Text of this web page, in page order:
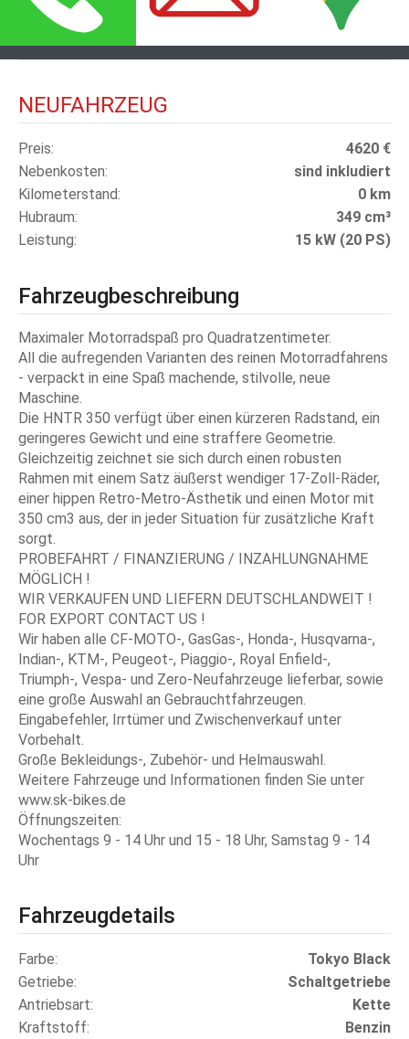
NEUFAHRZEUG
Preis
4620 €
Nebenkosten
sind inkludiert
Kilometerstand
0 km
Hubraum
349 cm³
Leistung
15 kW (20 PS)
Fahrzeugbeschreibung
Maximaler Motorradspaß pro Quadratzentimeter.
All die aufregenden Varianten des reinen Motorradfahrens
- verpackt in eine Spaß machende, stilvolle, neue
Maschine.
Die HNTR 350 verfügt über einen kürzeren Radstand, ein
geringeres Gewicht und eine straffere Geometrie.
Gleichzeitig zeichnet sie sich durch einen robusten
Rahmen mit einem Satz äußerst wendiger 17-Zoll-Räder,
einer hippen Retro-Metro-Ästhetik und einen Motor mit
350 cm3 aus, der in jeder Situation für zusätzliche Kraft
sorgt.
PROBEFAHRT / FINANZIERUNG / INZAHLUNGNAHME
MÖGLICH !
WIR VERKAUFEN UND LIEFERN DEUTSCHLANDWEIT !
FOR EXPORT CONTACT US !
Wir haben alle CF-MOTO-, GasGas-, Honda-, Husqvarna-,
Indian-, KTM-, Peugeot-, Piaggio-, Royal Enfield-,
Triumph-, Vespa- und Zero-Neufahrzeuge lieferbar, sowie
eine große Auswahl an Gebrauchtfahrzeugen.
Eingabefehler, Irrtümer und Zwischenverkauf unter
Vorbehalt.
Große Bekleidungs-, Zubehör- und Helmauswahl.
Weitere Fahrzeuge und Informationen finden Sie unter
www.sk-bikes.de
Öffnungszeiten:
Wochentags 9 - 14 Uhr und 15 - 18 Uhr, Samstag 9 - 14
Uhr
Fahrzeugdetails
Farbe
Tokyo Black
Getriebe
Schaltgetriebe
Antriebsart
Kette
Kraftstoff
Benzin